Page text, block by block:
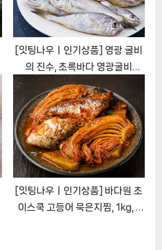
[잇팅나우ㅣ인기상품] 영광 굴비
의 진수, 초록바다 영광굴비
[EatingNOWㅣ추천상품]
[잇팅나우ㅣ인기상품] 바다원 초
이스쿡 고등어 묵은지찜, 1kg, 1